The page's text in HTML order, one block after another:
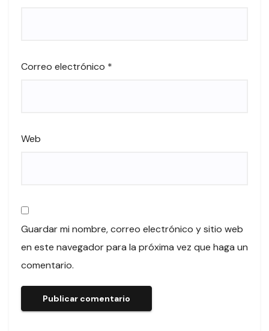
Correo electrónico *
Web
Guardar mi nombre, correo electrónico y sitio web
en este navegador para la próxima vez que haga un
comentario.